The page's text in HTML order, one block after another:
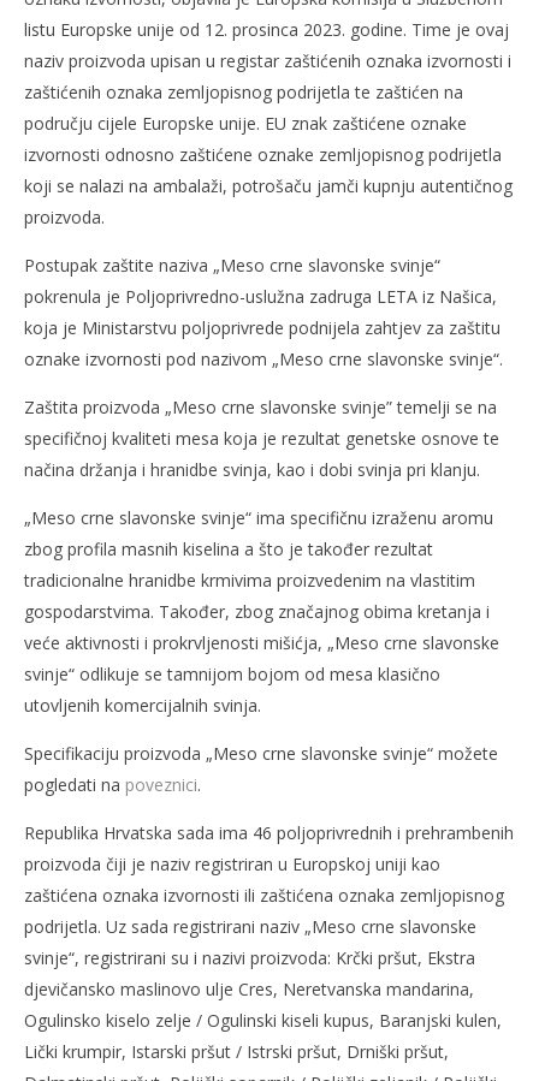
slatina.net
listu Europske unije od 12. prosinca 2023. godine. Time je ovaj
naziv proizvoda upisan u registar zaštićenih oznaka izvornosti i
zaštićenih oznaka zemljopisnog podrijetla te zaštićen na
području cijele Europske unije. EU znak zaštićene oznake
izvornosti odnosno zaštićene oznake zemljopisnog podrijetla
koji se nalazi na ambalaži, potrošaču jamči kupnju autentičnog
proizvoda.
Postupak zaštite naziva „Meso crne slavonske svinje“
pokrenula je Poljoprivredno-uslužna zadruga LETA iz Našica,
koja je Ministarstvu poljoprivrede podnijela zahtjev za zaštitu
oznake izvornosti pod nazivom „Meso crne slavonske svinje“.
Zaštita proizvoda „Meso crne slavonske svinje” temelji se na
specifičnoj kvaliteti mesa koja je rezultat genetske osnove te
načina držanja i hranidbe svinja, kao i dobi svinja pri klanju.
„Meso crne slavonske svinje“ ima specifičnu izraženu aromu
zbog profila masnih kiselina a što je također rezultat
tradicionalne hranidbe krmivima proizvedenim na vlastitim
gospodarstvima. Također, zbog značajnog obima kretanja i
veće aktivnosti i prokrvljenosti mišićja, „Meso crne slavonske
svinje“ odlikuje se tamnijom bojom od mesa klasično
utovljenih komercijalnih svinja.
Specifikaciju proizvoda „Meso crne slavonske svinje“ možete
pogledati na poveznici.
Republika Hrvatska sada ima 46 poljoprivrednih i prehrambenih
proizvoda čiji je naziv registriran u Europskoj uniji kao
zaštićena oznaka izvornosti ili zaštićena oznaka zemljopisnog
podrijetla. Uz sada registrirani naziv „Meso crne slavonske
svinje“, registrirani su i nazivi proizvoda: Krčki pršut, Ekstra
djevičansko maslinovo ulje Cres, Neretvanska mandarina,
Ogulinsko kiselo zelje / Ogulinski kiseli kupus, Baranjski kulen,
Lički krumpir, Istarski pršut / Istrski pršut, Drniški pršut,